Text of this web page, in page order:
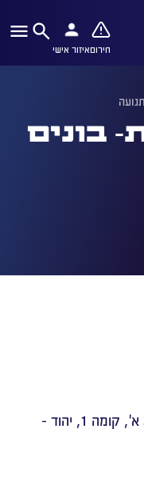
חירוםאיזור אישי
בונים
מיקום: מייקלאב. רחוב אברהם גירון 3 א', קומה 1, יהוד -